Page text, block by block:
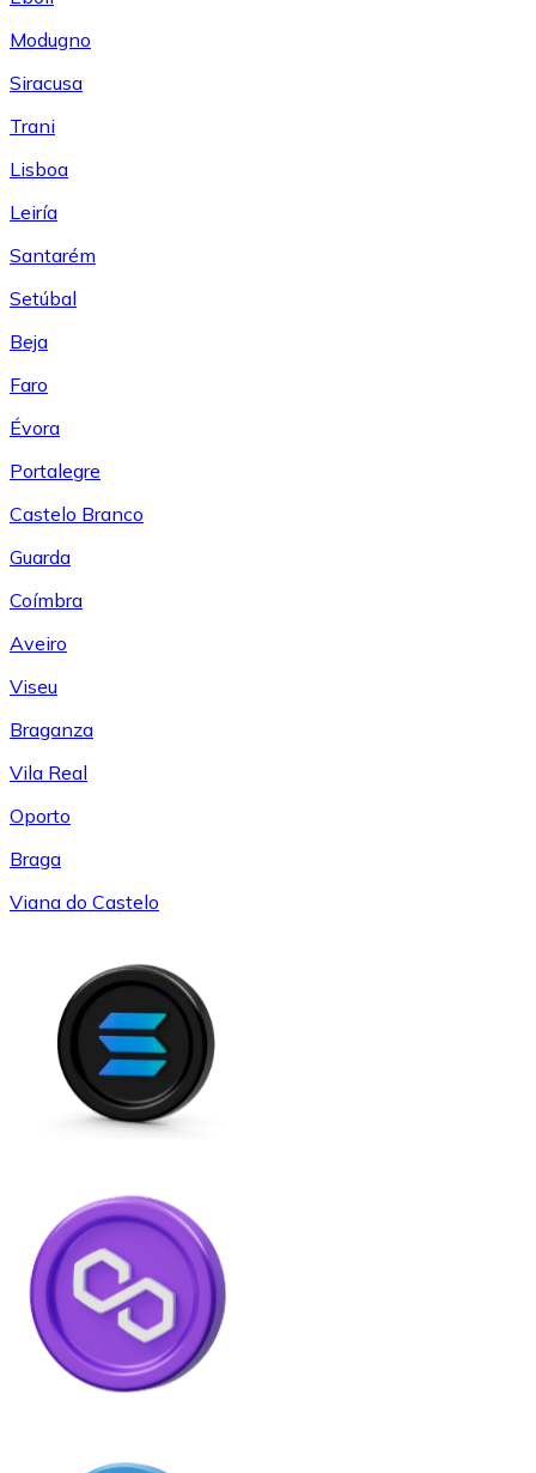
Modugno
Siracusa
Trani
Lisboa
Leiría
Santarém
Setúbal
Beja
Faro
Évora
Portalegre
Castelo Branco
Guarda
Coímbra
Aveiro
Viseu
Braganza
Vila Real
Oporto
Braga
Viana do Castelo